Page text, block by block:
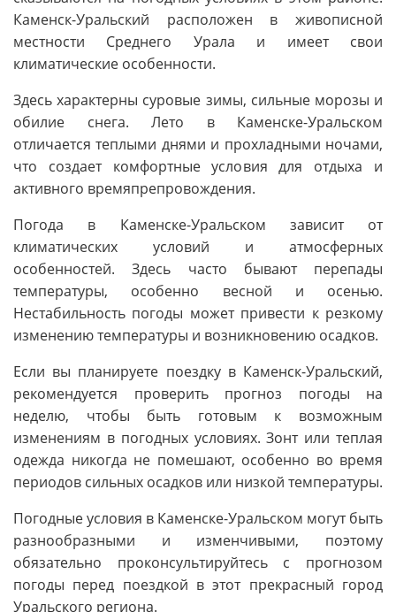
Каменск-Уральский расположен в живописной
местности Среднего Урала и имеет свои
климатические особенности.
Здесь характерны суровые зимы, сильные морозы и
обилие снега. Лето в Каменске-Уральском
отличается теплыми днями и прохладными ночами,
что создает комфортные условия для отдыха и
активного времяпрепровождения.
Погода в Каменске-Уральском зависит от
климатических условий и атмосферных
особенностей. Здесь часто бывают перепады
температуры, особенно весной и осенью.
Нестабильность погоды может привести к резкому
изменению температуры и возникновению осадков.
Если вы планируете поездку в Каменск-Уральский,
рекомендуется проверить прогноз погоды на
неделю, чтобы быть готовым к возможным
изменениям в погодных условиях. Зонт или теплая
одежда никогда не помешают, особенно во время
периодов сильных осадков или низкой температуры.
Погодные условия в Каменске-Уральском могут быть
разнообразными и изменчивыми, поэтому
обязательно проконсультируйтесь с прогнозом
погоды перед поездкой в этот прекрасный город
Уральского региона.